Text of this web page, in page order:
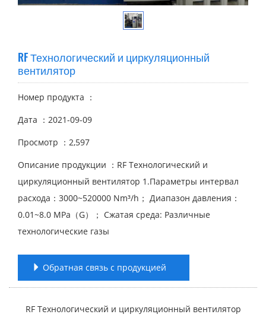
RF Технологический и циркуляционный
вентилятор
Номер продукта ：
Дата ：2021-09-09
Просмотр ：2,597
Описание продукции ：RF Технологический и
циркуляционный вентилятор 1.Параметры интервал
расхода：3000~520000 Nm³/h； Диапазон давления：
0.01~8.0 MPa（G）； Сжатая среда: Различные
технологические газы
Обратная связь с продукцией
RF Технологический и циркуляционный вентилятор